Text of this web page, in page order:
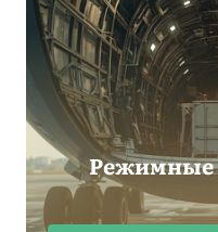
Режимные